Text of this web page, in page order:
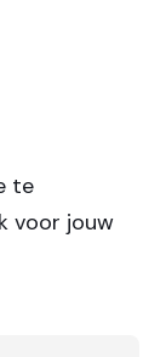
te
voor jouw